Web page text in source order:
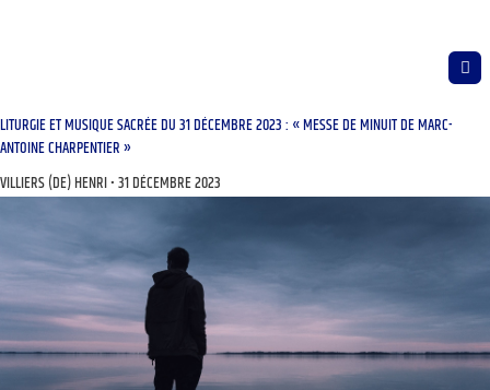
LITURGIE ET MUSIQUE SACRÉE DU 31 DÉCEMBRE 2023 : « MESSE DE MINUIT DE MARC-
ANTOINE CHARPENTIER »
VILLIERS (DE) HENRI 31 DÉCEMBRE 2023